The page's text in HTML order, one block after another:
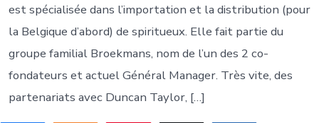
est spécialisée dans l’importation et la distribution (pour
la Belgique d’abord) de spiritueux. Elle fait partie du
groupe familial Broekmans, nom de l’un des 2 co-
fondateurs et actuel Général Manager. Très vite, des
partenariats avec Duncan Taylor, […]